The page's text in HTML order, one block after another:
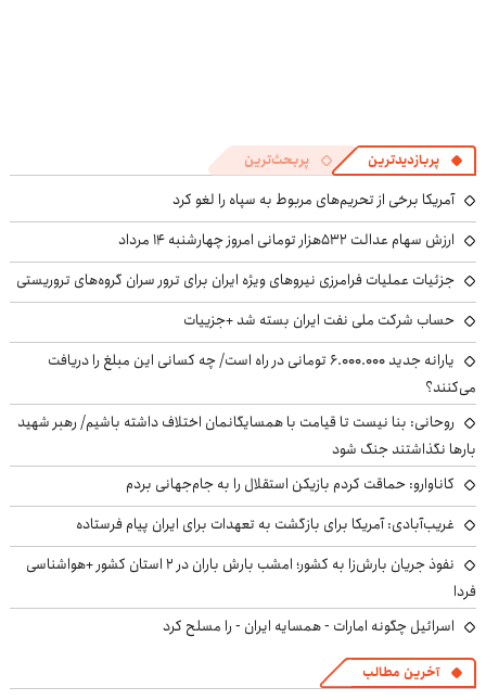
پربازدیدترین پربحث‌ترین
آمریکا برخی از تحریم‌های مربوط به سپاه را لغو کرد
ارزش سهام عدالت ۵۳۲هزار تومانی امروز چهارشنبه ۱۴ مرداد
جزئیات عملیات فرامرزی نیروهای ویژه ایران برای ترور سران گروه‌های تروریستی
حساب‌ شرکت ملی نفت ایران بسته شد +جزییات
یارانه جدید ۶.۰۰۰.۰۰۰ تومانی در راه است/ چه کسانی این مبلغ را دریافت
می‌کنند؟
روحانی: بنا نیست تا قیامت با همسایگانمان اختلاف داشته باشیم/ رهبر شهید
بارها نگذاشتند جنگ شود
کاناوارو: حماقت کردم بازیکن استقلال را به جام‌جهانی بردم
غریب‌آبادی: آمریکا برای بازگشت به تعهدات برای ایران پیام فرستاده
نفوذ جریان بارش‌زا به کشور؛ امشب بارش باران در ۲ استان کشور +هواشناسی
فردا
اسرائیل چگونه امارات - همسایه ایران - را مسلح کرد
آخرین مطالب